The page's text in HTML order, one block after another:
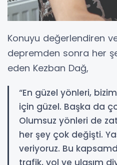
Konuyu değerlendiren
depremden sonra her
eden Kezban Dağ,
“En güzel yönleri,
için güzel. Başka da
Olumsuz yönleri de
her şey çok değişti.
veriyoruz. Bu
trafik, yol ve ulaşım